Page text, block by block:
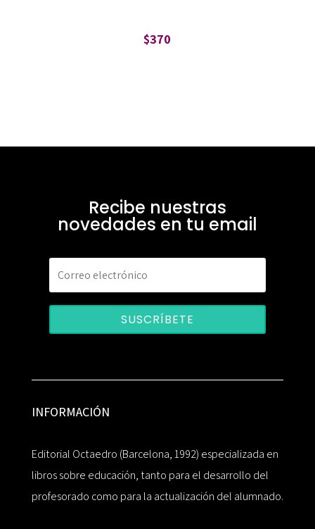
$370
Recibe nuestras
novedades en tu email
SUSCRÍBETE
INFORMACIÓN
Editorial Octaedro (Barcelona, 1992) especializada en
libros sobre educación, tanto para el desarrollo del
profesorado como para la actualización del alumnado.